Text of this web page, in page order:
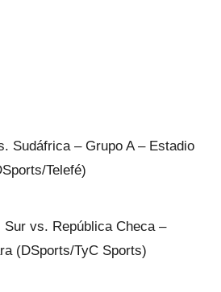
Sudáfrica – Grupo A – Estadio
Telefé)
Sur vs. República Checa –
(DSports/TyC Sports)